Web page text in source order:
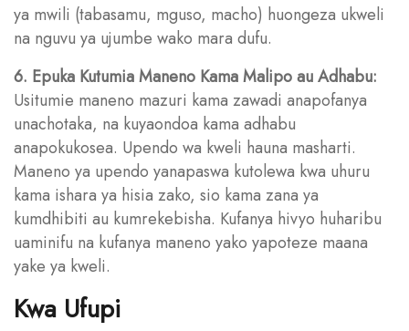
ya mwili (tabasamu, mguso, macho) huongeza ukweli
na nguvu ya ujumbe wako mara dufu.
6. Epuka Kutumia Maneno Kama Malipo au Adhabu:
Usitumie maneno mazuri kama zawadi anapofanya
unachotaka, na kuyaondoa kama adhabu
anapokukosea. Upendo wa kweli hauna masharti.
Maneno ya upendo yanapaswa kutolewa kwa uhuru
kama ishara ya hisia zako, sio kama zana ya
kumdhibiti au kumrekebisha. Kufanya hivyo huharibu
uaminifu na kufanya maneno yako yapoteze maana
yake ya kweli.
Kwa Ufupi